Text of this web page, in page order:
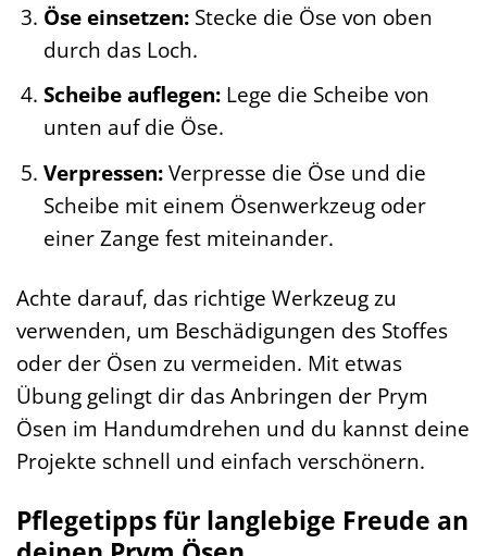
Öse einsetzen:Stecke die Öse von oben
durch das Loch.
Scheibe auflegen:Lege die Scheibe von
unten auf die Öse.
Verpressen:Verpresse die Öse und die
Scheibe mit einem Ösenwerkzeug oder
einer Zange fest miteinander.
Achte darauf, das richtige Werkzeug zu
verwenden, um Beschädigungen des Stoffes
oder der Ösen zu vermeiden. Mit etwas
Übung gelingt dir das Anbringen der Prym
Ösen im Handumdrehen und du kannst deine
Projekte schnell und einfach verschönern.
Pflegetipps für langlebige Freude an